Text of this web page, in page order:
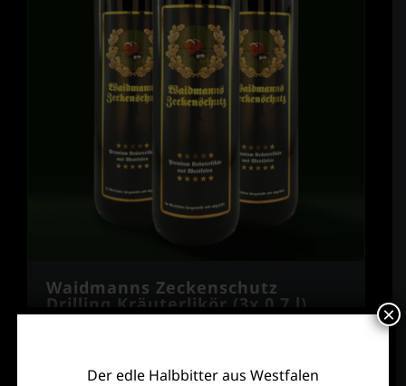
Waidmanns Zeckenschutz
Drilling Kräuterlikör (3x 0,7 l)
(21,90€/l)
In den Warenkorb
Der edle Halbbitter aus Westfalen
×